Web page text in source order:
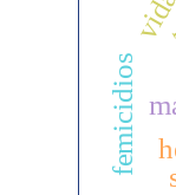
femicidios